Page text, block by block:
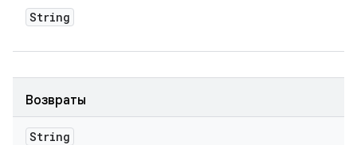
String
Возвраты
String